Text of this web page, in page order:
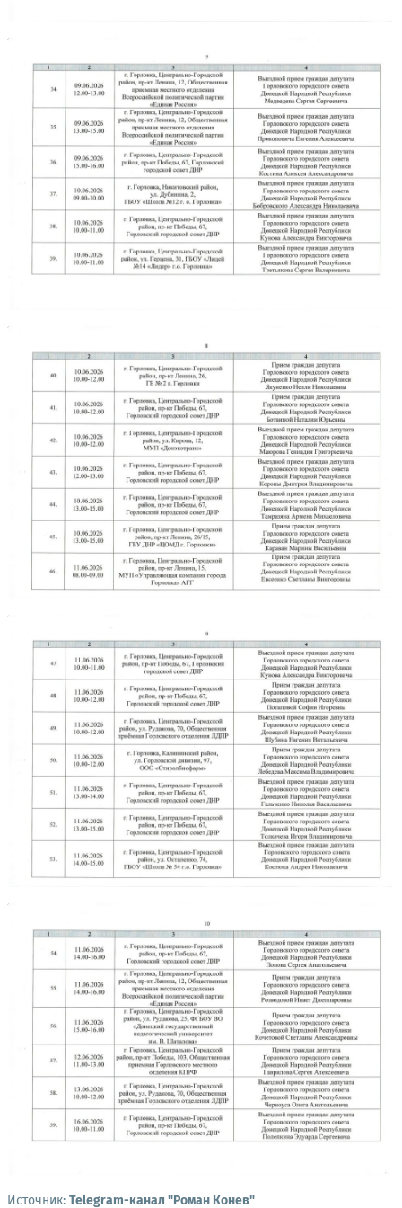
Источник: Telegram-канал "Роман Конев"